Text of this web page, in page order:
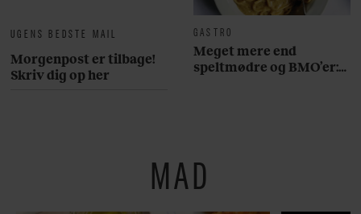
UGENS BEDSTE MAIL
Morgenpost er tilbage!
Skriv dig op her
GASTRO
Meget mere end
speltmødre og BMO’er:
MAD